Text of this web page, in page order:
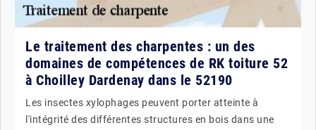
Le traitement des charpentes : un des
domaines de compétences de RK toiture 52
à Choilley Dardenay dans le 52190
Les insectes xylophages peuvent porter atteinte à
l'intégrité des différentes structures en bois dans une